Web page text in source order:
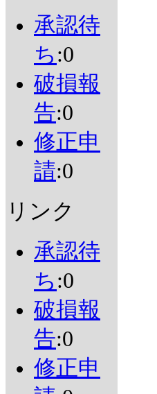
承認待
ち :0
破損報
告:0
修正申
請:0
リンク
承認待
ち :0
破損報
告:0
修正申